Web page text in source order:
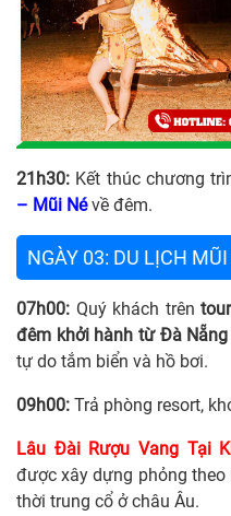
21h30: Kết thúc chương
– Mũi Névề đêm.
NGÀY 03: DU LỊCH
07h00: Quý khách trên
đêm khởi hành từ Đà Nẵng
tự do tắm biển và hồ bơi.
09h00: Trả phòng resort,
Lâu Đài Rượu VangTại
được xây dựng phỏng
thời trung cổ ở châu Âu.